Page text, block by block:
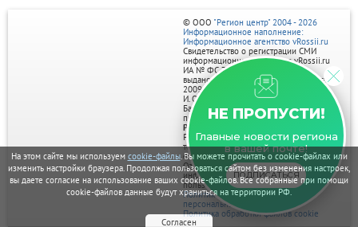
На этом сайте мы используем cookie-файлы. Вы можете прочитать о cookie-файлах или
изменить настройки браузера. Продолжая пользоваться сайтом без изменения настроек,
вы даете согласие на использование ваших cookie-файлов. Все собранные при помощи
cookie-файлов данные будут храниться на территории РФ.
Согласен
НЕ ПРОПУСТИ!
Главные новости региона
в вашей почте!
ПОДПИСАТЬСЯ
© ООО "Регион центр" 2004 - 2026
Информационное наполнение:
Информационное агентство vRossii.ru
Свидетельство о регистрации СМИ
информационного агентства vRossii.ru
ИА № ФС 77‑35502
выдано РОСКОМНАДЗОРом 04 марта
2009г.
И. О. Главного редактора Нарыков А. Н.
Баннеры на портале размещаются на
правах рекламы.
Реклама на портале:
Рекламное агентство "Умный маркетинг"
тел. 7-910-267-70-40,
email: umnyy.marketing@yandex.ru
Отдельные публикации могут содержать
информацию, не предназначенную для
пользователей до 18 лет.
Политика в отношении обработки
персональных данных
Политика обработки файлов cookie